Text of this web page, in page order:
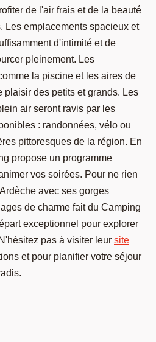
de l'air frais et de la beauté
Les emplacements spacieux et
d'intimité et de
pleinement. Les
la piscine et les aires de
plaisir des petits et grands. Les
air seront ravis par les
: randonnées, vélo ou
pittoresques de la région. En
propose un programme
vos soirées. Pour ne rien
avec ses gorges
de charme fait du Camping
exceptionnel pour explorer
pas à visiter leur site
et pour planifier votre séjour